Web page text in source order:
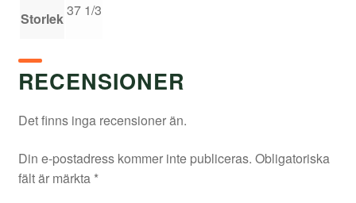
Storlek37 1/3
RECENSIONER
Det finns inga recensioner än.
Din e-postadress kommer inte publiceras. Obligatoriska
fält är märkta *